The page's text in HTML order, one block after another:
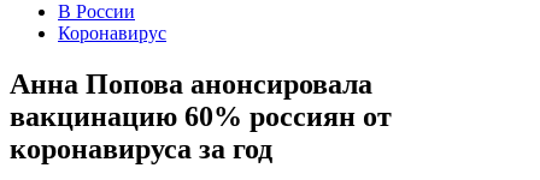
В России
Коронавирус
Анна Попова анонсировала
вакцинацию 60% россиян от
коронавируса за год